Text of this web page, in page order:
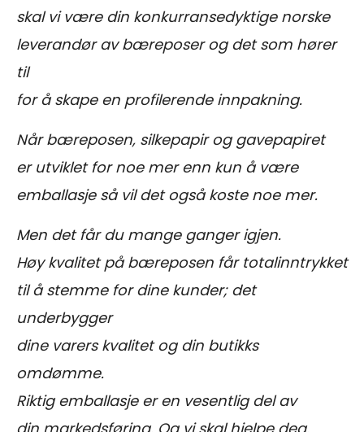
skal vi være din konkurransedyktige norske
leverandør av bæreposer og det som hører
til
for å skape en profilerende innpakning.
Når bæreposen, silkepapir og gavepapiret
er utviklet for noe mer enn kun å være
emballasje så vil det også koste noe mer.
Men det får du mange ganger igjen.
Høy kvalitet på bæreposen får totalinntrykket
til å stemme for dine kunder; det
underbygger
dine varers kvalitet og din butikks
omdømme.
Riktig emballasje er en vesentlig del av